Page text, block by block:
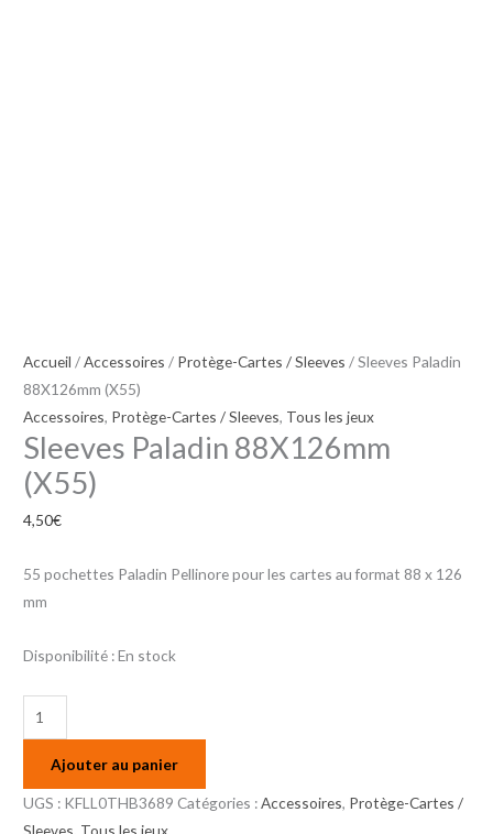
Accueil /Accessoires / Protège-Cartes / Sleeves / Sleeves Paladin
88X126mm (X55)
Accessoires, Protège-Cartes / Sleeves, Tous les jeux
Sleeves Paladin 88X126mm
(X55)
4,50€
55 pochettes Paladin Pellinore pour les cartes au format 88 x 126
mm
Disponibilité :En stock
Ajouter au panier
UGS : KFLL0THB3689 Catégories :Accessoires, Protège-Cartes /
Sleeves, Tous les jeux